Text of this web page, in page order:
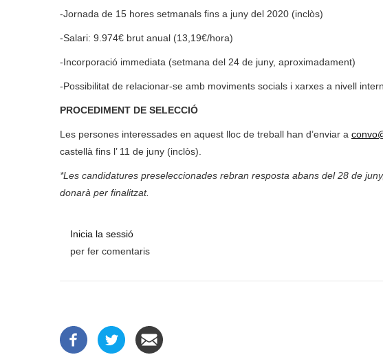
-Jornada de 15 hores setmanals fins a juny del 2020 (inclòs)
-Salari: 9.974€ brut anual (13,19€/hora)
-Incorporació immediata (setmana del 24 de juny, aproximadament)
-Possibilitat de relacionar-se amb moviments socials i xarxes a nivell
PROCEDIMENT DE SELECCIÓ
Les persones interessades en aquest lloc de treball han d’enviar a
castellà fins l’ 11 de juny (inclòs).
*Les candidatures preseleccionades rebran resposta abans del 28 de
donarà per finalitzat.
Inicia la sessió
per fer comentaris